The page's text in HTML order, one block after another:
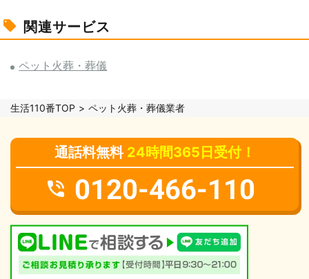
関連サービス
ペット火葬・葬儀
生活110番TOP ペット火葬・葬儀業者
通話料無料 24時間365日受付！
0120-466-110